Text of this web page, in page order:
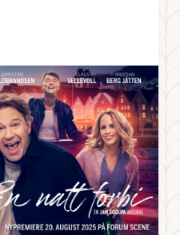
Eggum musikal //